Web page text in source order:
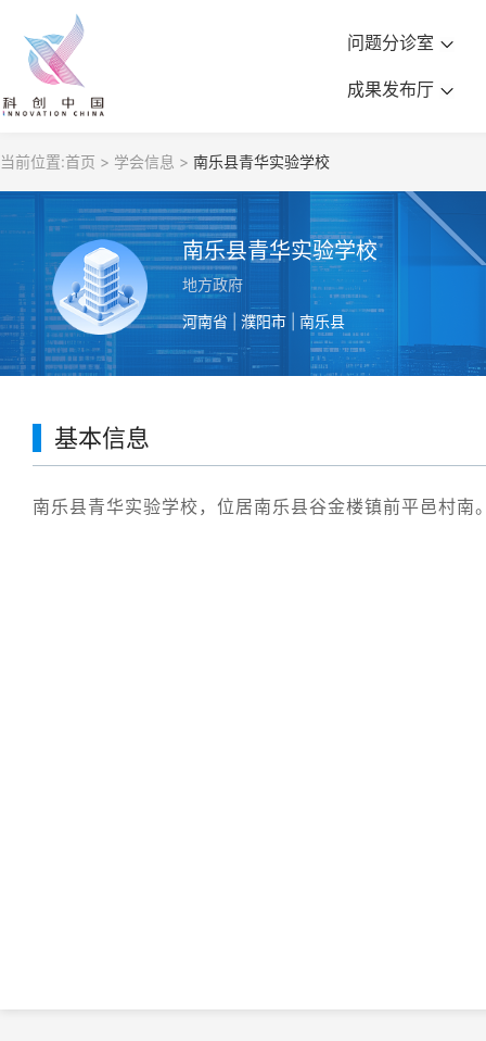
问题分诊室
成果发布厅
当前位置:首页 > 学会信息 > 南乐县青华实验学校
南乐县青华实验学校
地方政府
河南省 | 濮阳市 | 南乐县
基本信息
南乐县青华实验学校，位居南乐县谷金楼镇前平邑村南